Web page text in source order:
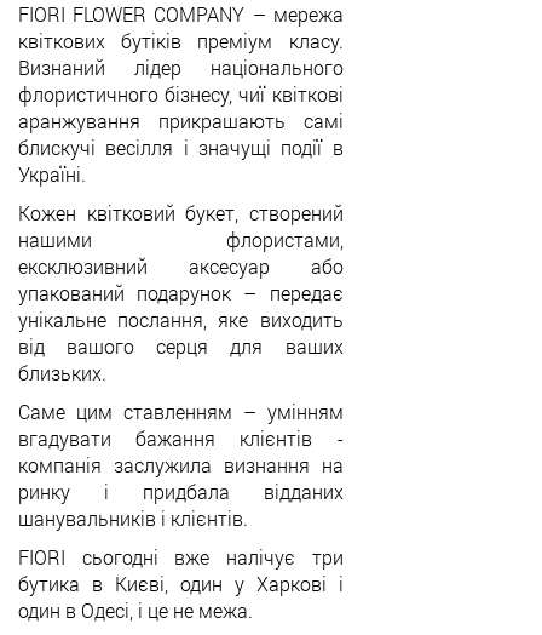
FIORI FLOWER COMPANY – мережа
квіткових бутіків преміум класу.
Визнаний лідер національного
флористичного бізнесу, чиї квіткові
аранжування прикрашають самі
блискучі весілля і значущі події в
Україні.
Кожен квітковий букет, створений
нашими флористами,
ексклюзивний аксесуар або
упакований подарунок – передає
унікальне послання, яке виходить
від вашого серця для ваших
близьких.
Саме цим ставленням – умінням
вгадувати бажання клієнтів -
компанія заслужила визнання на
ринку і придбала відданих
шанувальників і клієнтів.
FIORI сьогодні вже налічує три
бутика в Києві, один у Харкові і
один в Одесі, і це не межа.